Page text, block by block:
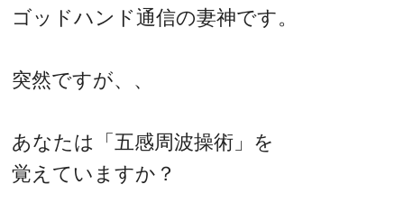
ゴッドハンド通信の妻神です。
突然ですが、、
あなたは「五感周波操術」を
覚えていますか？